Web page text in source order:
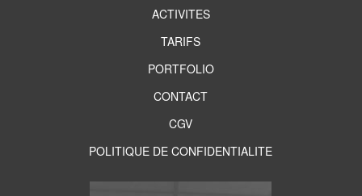
ACTIVITES
TARIFS
PORTFOLIO
CONTACT
CGV
POLITIQUE DE CONFIDENTIALITE